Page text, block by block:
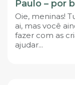
Paulo – por
Oie, meninas!
ai, mas você
fazer com as
ajudar...